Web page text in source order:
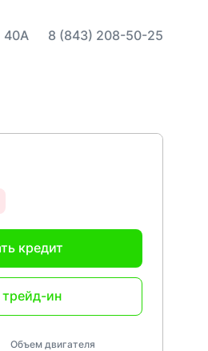
40А 8 (843) 208-50-25
кредит
трейд-ин
Объем двигателя